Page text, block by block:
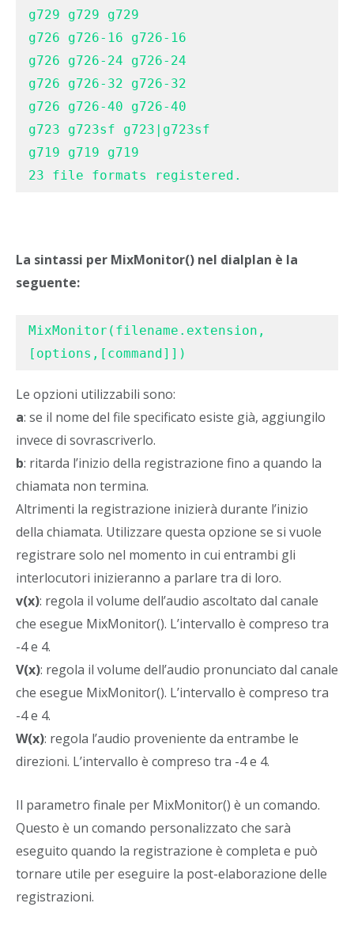
g729 g729 g729
g726 g726-16 g726-16
g726 g726-24 g726-24
g726 g726-32 g726-32
g726 g726-40 g726-40
g723 g723sf g723|g723sf
g719 g719 g719
23 file formats registered.
La sintassi per MixMonitor() nel dialplan è la
seguente:
MixMonitor(filename.extension,
[options,[command]])
Le opzioni utilizzabili sono:
a: se il nome del file specificato esiste già, aggiungilo
invece di sovrascriverlo.
b: ritarda l’inizio della registrazione fino a quando la
chiamata non termina.
Altrimenti la registrazione inizierà durante l’inizio
della chiamata. Utilizzare questa opzione se si vuole
registrare solo nel momento in cui entrambi gli
interlocutori inizieranno a parlare tra di loro.
v(x): regola il volume dell’audio ascoltato dal canale
che esegue MixMonitor(). L’intervallo è compreso tra
-4 e 4.
V(x): regola il volume dell’audio pronunciato dal canale
che esegue MixMonitor(). L’intervallo è compreso tra
-4 e 4.
W(x): regola l’audio proveniente da entrambe le
direzioni. L’intervallo è compreso tra -4 e 4.
Il parametro finale per MixMonitor() è un comando.
Questo è un comando personalizzato che sarà
eseguito quando la registrazione è completa e può
tornare utile per eseguire la post-elaborazione delle
registrazioni.